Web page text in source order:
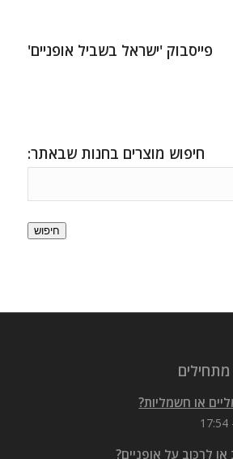
חיפוש מוצרים בחנות שבאתר:
או חשמליות?